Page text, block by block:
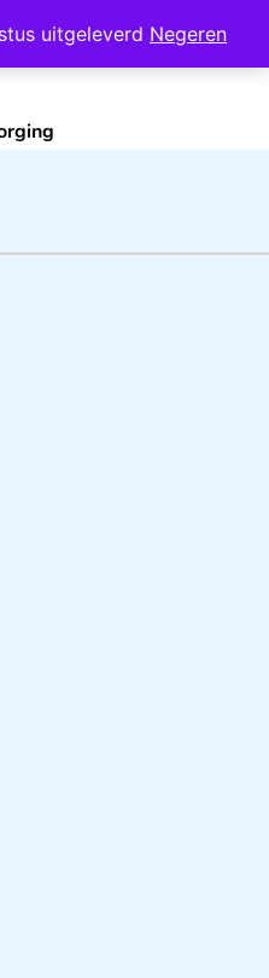
uitgeleverd Negeren